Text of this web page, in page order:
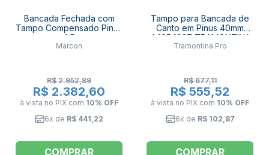
Bancada Fechada com
Tampo Compensado Pinus
com 4 Portas
(Desmontado) BM-T
Marcon
R$ 2.952,89
R$ 2.382,60
à vista no PIX com 10% OFF
6x de R$ 441,22
COMPRAR
Tampo para Bancada de
Canto em Pinus 40mm
44954027 TRAMONTINA
PRO
Tramontina Pro
R$ 677,11
R$ 555,52
à vista no PIX com 10% OFF
6x de R$ 102,87
COMPRAR